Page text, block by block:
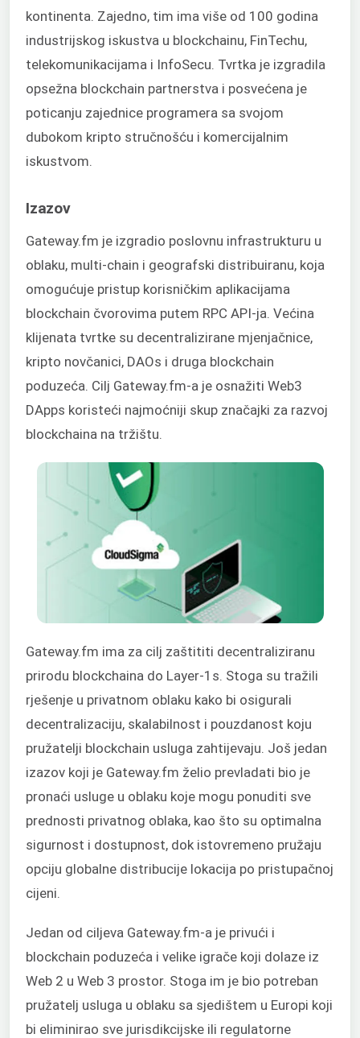
kontinenta. Zajedno, tim ima više od 100 godina
industrijskog iskustva u blockchainu, FinTechu,
telekomunikacijama i InfoSecu. Tvrtka je izgradila
opsežna blockchain partnerstva i posvećena je
poticanju zajednice programera sa svojom
dubokom kripto stručnošću i komercijalnim
iskustvom.
Izazov
Gateway.fm je izgradio poslovnu infrastrukturu u
oblaku, multi-chain i geografski distribuiranu, koja
omogućuje pristup korisničkim aplikacijama
blockchain čvorovima putem RPC API-ja. Većina
klijenata tvrtke su decentralizirane mjenjačnice,
kripto novčanici, DAOs i druga blockchain
poduzeća. Cilj Gateway.fm-a je osnažiti Web3
DApps koristeći najmoćniji skup značajki za razvoj
blockchaina na tržištu.
Gateway.fm ima za cilj zaštititi decentraliziranu
prirodu blockchaina do Layer-1s. Stoga su tražili
rješenje u privatnom oblaku kako bi osigurali
decentralizaciju, skalabilnost i pouzdanost koju
pružatelji blockchain usluga zahtijevaju. Još jedan
izazov koji je Gateway.fm želio prevladati bio je
pronaći usluge u oblaku koje mogu ponuditi sve
prednosti privatnog oblaka, kao što su optimalna
sigurnost i dostupnost, dok istovremeno pružaju
opciju globalne distribucije lokacija po pristupačnoj
cijeni.
Jedan od ciljeva Gateway.fm-a je privući i
blockchain poduzeća i velike igrače koji dolaze iz
Web 2 u Web 3 prostor. Stoga im je bio potreban
pružatelj usluga u oblaku sa sjedištem u Europi koji
bi eliminirao sve jurisdikcijske ili regulatorne